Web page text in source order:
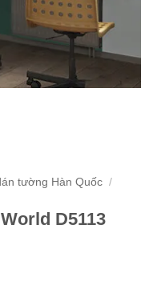
tường Hàn Quốc /
D5113